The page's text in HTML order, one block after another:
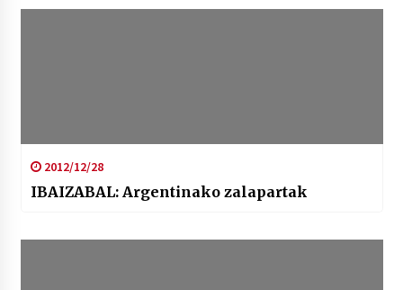
2012/12/28
IBAIZABAL: Argentinako zalapartak